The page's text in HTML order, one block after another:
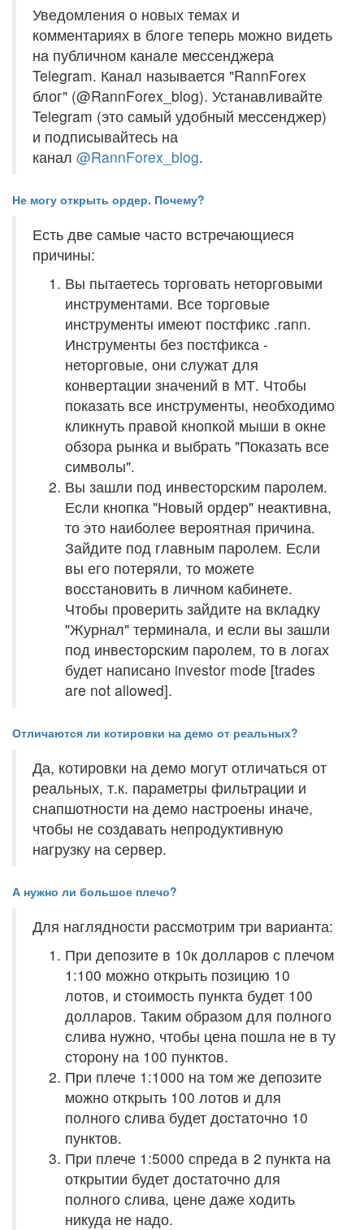
Уведомления о новых темах и
комментариях в блоге теперь можно видеть
на публичном канале мессенджера
Telegram. Канал называется "RannForex
блог" (@RannForex_blog). Устанавливайте
Telegram (это самый удобный мессенджер)
и подписывайтесь на
канал @RannForex_blog.
Не могу открыть ордер. Почему?
Есть две самые часто встречающиеся
причины:
Вы пытаетесь торговать неторговыми
инструментами. Все торговые
инструменты имеют постфикс .rann.
Инструменты без постфикса -
неторговые, они служат для
конвертации значений в МТ. Чтобы
показать все инструменты, необходимо
кликнуть правой кнопкой мыши в окне
обзора рынка и выбрать "Показать все
символы".
Вы зашли под инвесторским паролем.
Если кнопка "Новый ордер" неактивна,
то это наиболее вероятная причина.
Зайдите под главным паролем. Если
вы его потеряли, то можете
восстановить в личном кабинете.
Чтобы проверить зайдите на вкладку
"Журнал" терминала, и если вы зашли
под инвесторским паролем, то в логах
будет написано investor mode [trades
are not allowed].
Отличаются ли котировки на демо от реальных?
Да, котировки на демо могут отличаться от
реальных, т.к. параметры фильтрации и
снапшотности на демо настроены иначе,
чтобы не создавать непродуктивную
нагрузку на сервер.
А нужно ли большое плечо?
Для наглядности рассмотрим три варианта:
При депозите в 10к долларов с плечом
1:100 можно открыть позицию 10
лотов, и стоимость пункта будет 100
долларов. Таким образом для полного
слива нужно, чтобы цена пошла не в ту
сторону на 100 пунктов.
При плече 1:1000 на том же депозите
можно открыть 100 лотов и для
полного слива будет достаточно 10
пунктов.
При плече 1:5000 спреда в 2 пункта на
открытии будет достаточно для
полного слива, цене даже ходить
никуда не надо.